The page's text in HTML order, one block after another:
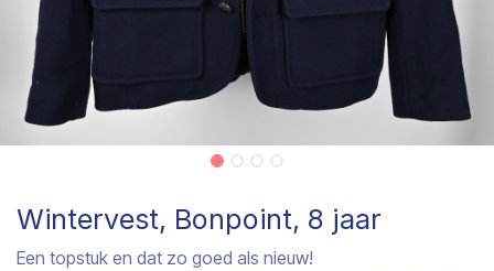
Wintervest, Bonpoint, 8 jaar
Een topstuk en dat zo goed als nieuw!